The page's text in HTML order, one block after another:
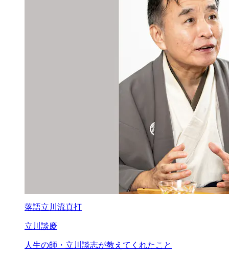
落語立川流真打
立川談慶
人生の師・立川談志が教えてくれたこと